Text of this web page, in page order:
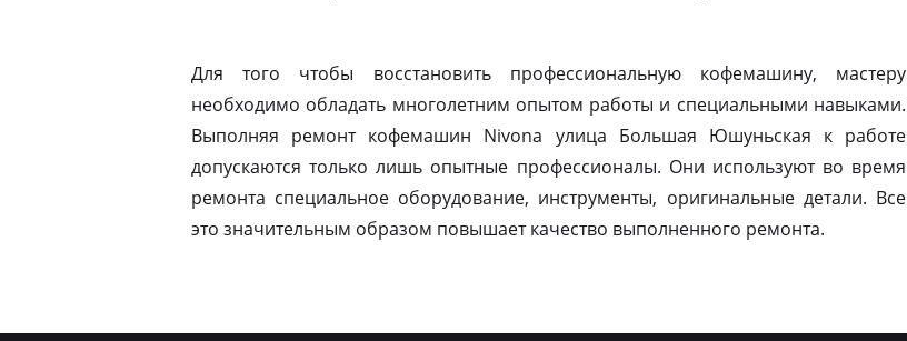
Для того чтобы восстановить профессиональную кофемашину, мастеру
необходимо обладать многолетним опытом работы и специальными навыками.
Выполняя ремонт кофемашин Nivona улица Большая Юшуньская к работе
допускаются только лишь опытные профессионалы. Они используют во время
ремонта специальное оборудование, инструменты, оригинальные детали. Все
это значительным образом повышает качество выполненного ремонта.